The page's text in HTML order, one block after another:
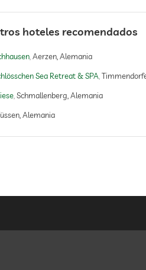
hoteles recomendados
Aerzen, Alemania
Sea Retreat & SPA
Schmallenberg, Alemania
Alemania